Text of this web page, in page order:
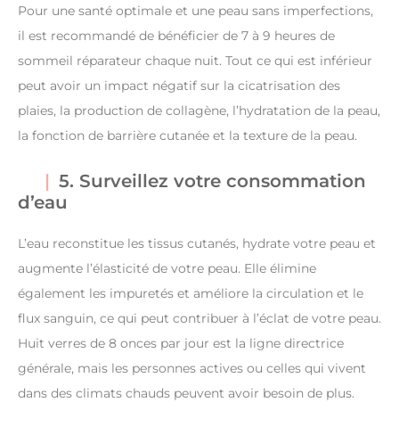
Pour une santé optimale et une peau sans imperfections,
il est recommandé de bénéficier de 7 à 9 heures de
sommeil réparateur chaque nuit. Tout ce qui est inférieur
peut avoir un impact négatif sur la cicatrisation des
plaies, la production de collagène, l’hydratation de la peau,
la fonction de barrière cutanée et la texture de la peau.
5. Surveillez votre consommation
d’eau
L’eau reconstitue les tissus cutanés, hydrate votre peau et
augmente l’élasticité de votre peau. Elle élimine
également les impuretés et améliore la circulation et le
flux sanguin, ce qui peut contribuer à l’éclat de votre peau.
Huit verres de 8 onces par jour est la ligne directrice
générale, mais les personnes actives ou celles qui vivent
dans des climats chauds peuvent avoir besoin de plus.